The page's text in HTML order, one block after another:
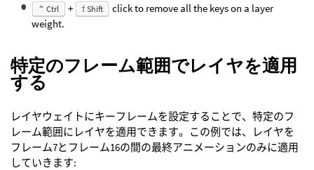
⌃ Ctrl + ⇧ Shift
click to remove all the keys on a layer
weight.
特定のフレーム範囲でレイヤを適用
する
レイヤウェイトにキーフレームを設定することで、特定のフ
レーム範囲にレイヤを適用できます。この例では、レイヤを
フレーム7とフレーム16の間の最終アニメーションのみに適用
していきます: